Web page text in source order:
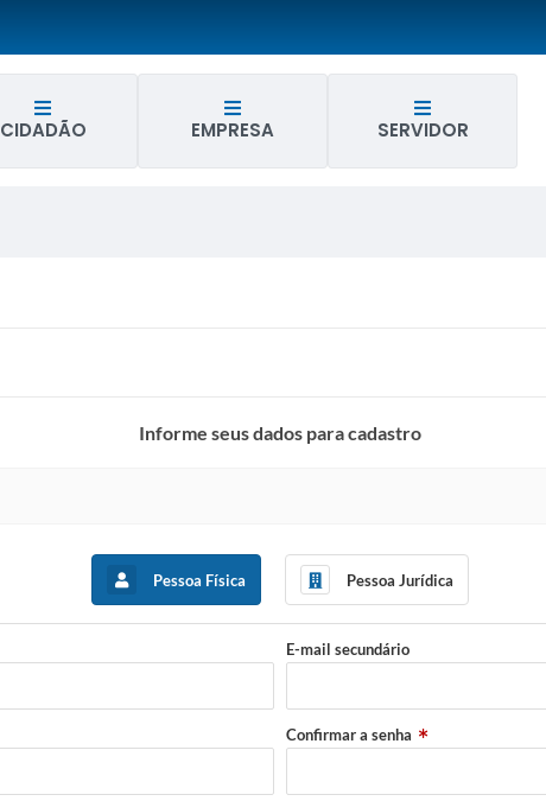
CIDADÃO EMPRESA SERVIDOR
Informe seus dados para cadastro
Pessoa Física Pessoa Jurídica
E-mail secundário
Confirmar a senha